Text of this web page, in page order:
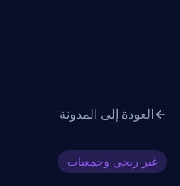
العودة إلى المدونة
غير ربحي وجمعيات